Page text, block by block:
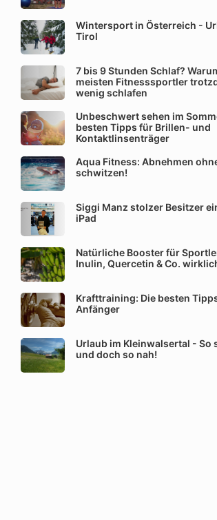
Wintersport in Österreich -
Tirol
7 bis 9 Stunden Schlaf?
meisten Fitnesssportler
wenig schlafen
Unbeschwert sehen im
besten Tipps für Brillen- und
Kontaktlinsenträger
Aqua Fitness: Abnehmen
schwitzen!
Siggi Manz stolzer Besitzer
iPad
Natürliche Booster für
Inulin, Quercetin & Co.
Krafttraining: Die besten
Anfänger
Urlaub im Kleinwalsertal - So
und doch so nah!